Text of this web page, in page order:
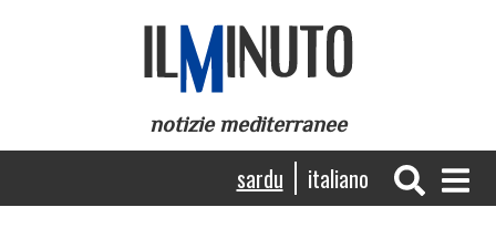
notizie mediterranee
Navigazione
principale
sardu italiano